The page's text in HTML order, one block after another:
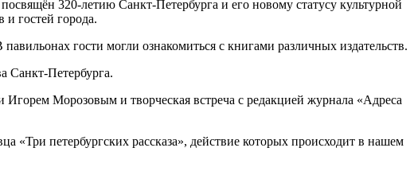
320-летию Санкт-Петербурга и его новому статусу культурной
гостей города.
гости могли ознакомиться с книгами различных издательств.
Санкт-Петербурга.
Морозовым и творческая встреча с редакцией журнала «Адреса
«Три петербургских рассказа», действие которых происходит в нашем